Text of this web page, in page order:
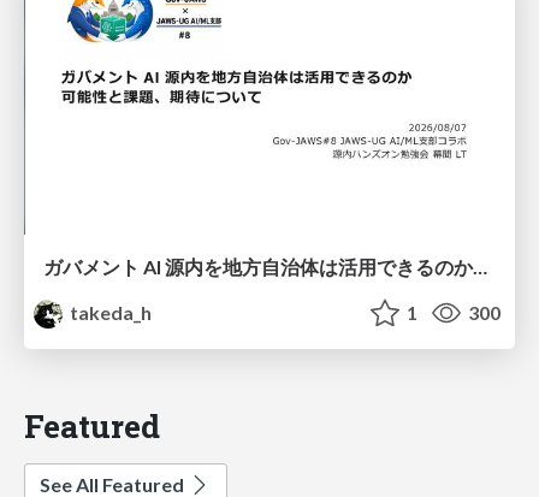
ガバメント AI 源内を地方自治体は活用できるのか 可能性と課題、期待について
takeda_h
1 300
Featured
See All Featured